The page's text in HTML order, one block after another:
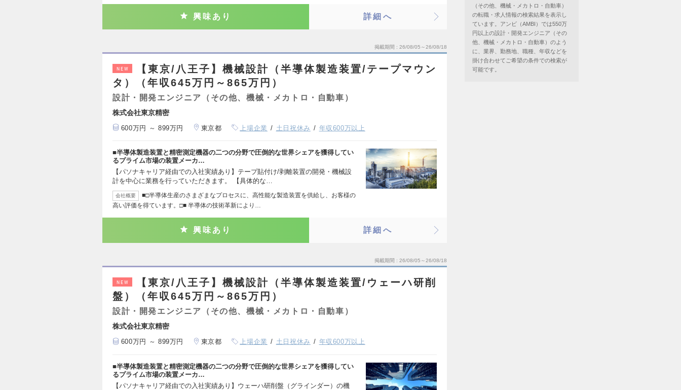
興味あり 詳細へ
掲載期間 26/08/05～26/08/18
NEW
【東京/八王子】機械設計（半導体製造装置/テープマウン
タ）（年収645万円～865万円）
設計・開発エンジニア（その他、機械・メカトロ・自動車）
株式会社東京精密
600万円 ～ 899万円 東京都 上場企業 土日祝休み 年収600万以上
■半導体製造装置と精密測定機器の二つの分野で圧倒的な世界シェアを獲得してい
るプライム市場の装置メーカ…
【パソナキャリア経由での入社実績あり】テープ貼付け/剥離装置の開発・機械設
計を中心に業務を行っていただきます。 【具体的な…
会社概要
■□半導体生産のさまざまなプロセスに、高性能な製造装置を供給し、お客様の
高い評価を得ています。□■ 半導体の技術革新により…
興味あり 詳細へ
掲載期間 26/08/05～26/08/18
NEW
【東京/八王子】機械設計（半導体製造装置/ウェーハ研削
盤）（年収645万円～865万円）
設計・開発エンジニア（その他、機械・メカトロ・自動車）
株式会社東京精密
600万円 ～ 899万円 東京都 上場企業 土日祝休み 年収600万以上
■半導体製造装置と精密測定機器の二つの分野で圧倒的な世界シェアを獲得してい
るプライム市場の装置メーカ…
【パソナキャリア経由での入社実績あり】ウェーハ研削盤（グラインダー）の機
（その他、機械・メカトロ・自動車）
の転職・求人情報の検索結果を表示し
ています。アンビ（AMBI）では550万
円以上の設計・開発エンジニア（その
他、機械・メカトロ・自動車）のよう
に、業界、勤務地、職種、年収などを
掛け合わせてご希望の条件での検索が
可能です。